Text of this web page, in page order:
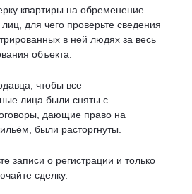
квартиры на обременение
для чего проверьте сведения
в ней людях за весь
объекта.
чтобы все
лица были сняты с
дающие право на
были расторгнуты.
записи о регистрации и только
сделку.